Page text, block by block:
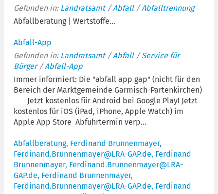
Gefunden in: Landratsamt/Abfall/Abfalltrennung
Abfallberatung | Wertstoffe...
Abfall-App
Gefunden in: Landratsamt/Abfall/Service für
Bürger/Abfall-App
Immer informiert: Die "abfall app gap" (nicht für den
Bereich der Marktgemeinde Garmisch-Partenkirchen)
Jetzt kostenlos für Android bei Google Play! Jetzt
kostenlos für iOS (iPad, iPhone, Apple Watch) im
Apple App Store Abfuhrtermin verp...
Abfallberatung, Ferdinand Brunnenmayer,
Ferdinand.Brunnenmayer@LRA-GAP.de, Ferdinand
Brunnenmayer, Ferdinand.Brunnenmayer@LRA-
GAP.de, Ferdinand Brunnenmayer,
Ferdinand.Brunnenmayer@LRA-GAP.de, Ferdinand